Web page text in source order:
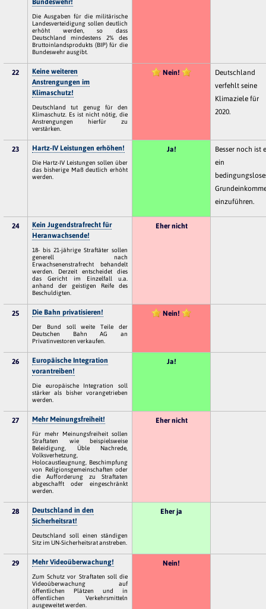
Bundeswehr!
Die Ausgaben für die militärische
Landesverteidigung sollen deutlich
erhöht werden, so dass
Deutschland mindestens 2% des
Bruttoinlandsprodukts (BIP) für die
Bundeswehr ausgibt.
22
Keine weiteren
Anstrengungen im
Klimaschutz!
Deutschland tut genug für den
Klimaschutz. Es ist nicht nötig, die
Anstrengungen hierfür zu
verstärken.
Nein!
Deutschland
verfehlt seine
Klimaziele für
2020.
23 Hartz-IV Leistungen erhöhen!
Die Hartz-IV Leistungen sollen über
das bisherige Maß deutlich erhöht
werden.
Ja!
Besser noch ist
ein
einzuführen.
24
Kein Jugendstrafrecht für
Heranwachsende!
18- bis 21-jährige Straftäter sollen
generell nach
Erwachsenenstrafrecht behandelt
werden. Derzeit entscheidet dies
das Gericht im Einzelfall u.a.
anhand der geistigen Reife des
Beschuldigten.
Eher nicht
25 Die Bahn privatisieren!
Der Bund soll weite Teile der
Deutschen Bahn AG an
Privatinvestoren verkaufen.
Nein!
26
Europäische Integration
vorantreiben!
Die europäische Integration soll
stärker als bisher vorangetrieben
werden.
Ja!
27 Mehr Meinungsfreiheit!
Für mehr Meinungsfreiheit sollen
Straftaten wie beispielsweise
Beleidigung, Üble Nachrede,
Volksverhetzung,
Holocaustleugnung, Beschimpfung
von Religionsgemeinschaften oder
die Aufforderung zu Straftaten
abgeschafft oder eingeschränkt
werden.
Eher nicht
28
Deutschland in den
Sicherheitsrat!
Deutschland soll einen ständigen
Sitz im UN-Sicherheitsrat anstreben.
Eher ja
29 Mehr Videoüberwachung!
Zum Schutz vor Straftaten soll die
Videoüberwachung auf
öffentlichen Plätzen und in
öffentlichen Verkehrsmitteln
ausgeweitet werden.
Nein!